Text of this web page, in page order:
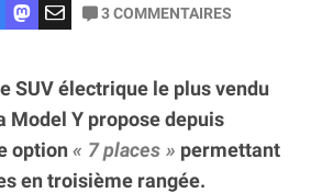
3COMMENTAIRES
SUV électrique le plus vendu
Model Y propose depuis
option
7 places
permettant
en troisième rangée.